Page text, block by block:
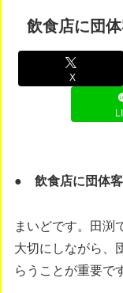
飲食店に団
X
● 飲食店に団体
まいどです。田渕
大切にしながら、
らうことが重要で